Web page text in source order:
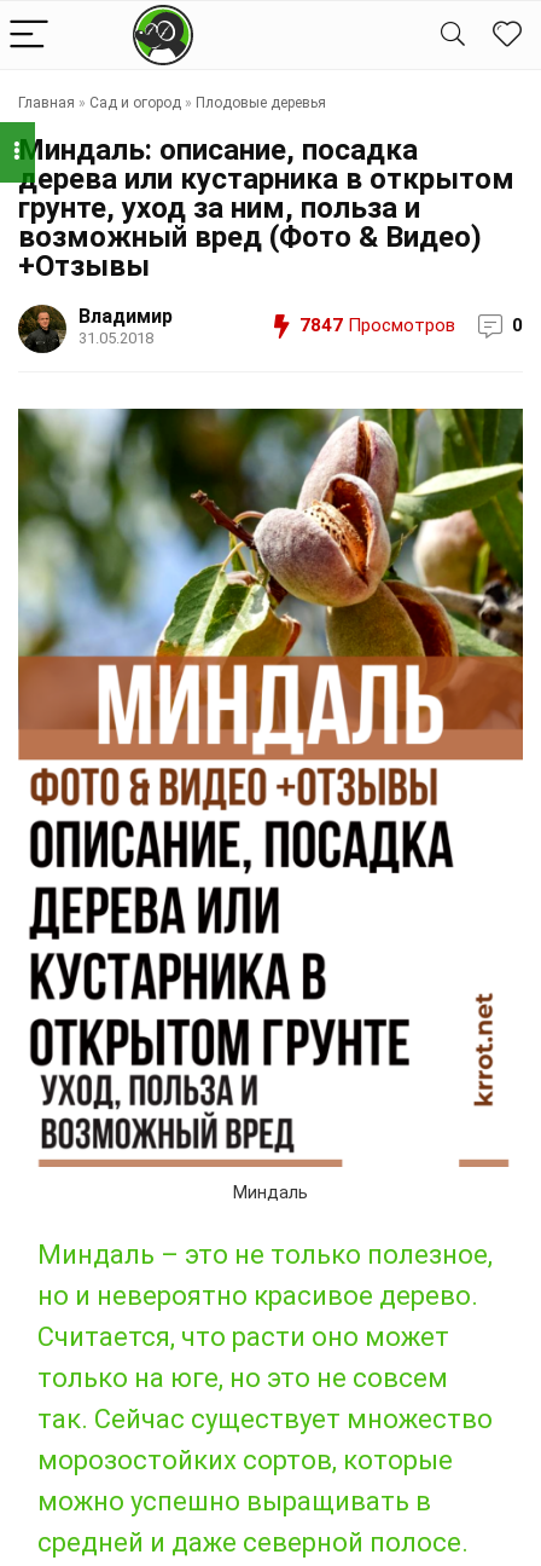
Главная » Сад и огород » Плодовые деревья
Миндаль: описание, посадка
дерева или кустарника в открытом
грунте, уход за ним, польза и
возможный вред (Фото & Видео)
+Отзывы
Владимир
31.05.2018
7847 Просмотров 0
Миндаль
Миндаль – это не только полезное,
но и невероятно красивое дерево.
Считается, что расти оно может
только на юге, но это не совсем
так. Сейчас существует множество
морозостойких сортов, которые
можно успешно выращивать в
средней и даже северной полосе.